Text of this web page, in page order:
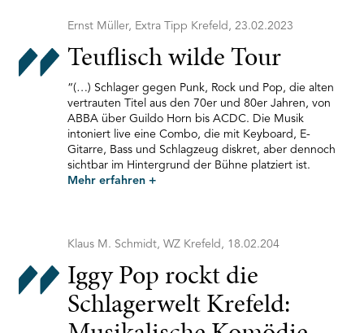
Ernst Müller, Extra Tipp Krefeld, 23.02.2023
Teuflisch wilde Tour
“(…) Schlager gegen Punk, Rock und Pop, die alten
vertrauten Titel aus den 70er und 80er Jahren, von
ABBA über Guildo Horn bis ACDC. Die Musik
intoniert live eine Combo, die mit Keyboard, E-
Gitarre, Bass und Schlagzeug diskret, aber dennoch
sichtbar im Hintergrund der Bühne platziert ist.
Mehr erfahren +
Klaus M. Schmidt, WZ Krefeld, 18.02.204
Iggy Pop rockt die
Schlagerwelt Krefeld: